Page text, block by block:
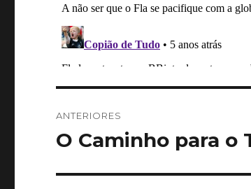
de
ANTERIORES
Post
O Caminho para o